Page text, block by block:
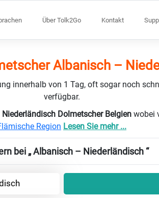
Über Tolk2Go Kontakt
Albanisch –
innerhalb von 1 Tag, oft sogar noch
verfügbar.
Dolmetscher Belgien wobei
Region Lesen Sie mehr ...
bei „ Albanisch – Niederländisch “